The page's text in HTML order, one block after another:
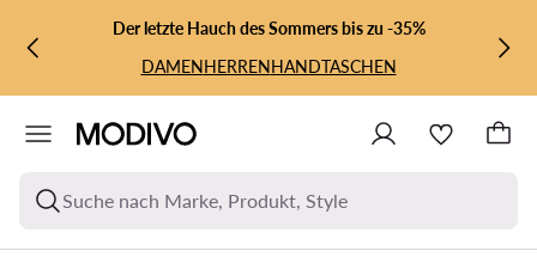
ZUM HAUPTINHALT SPRINGEN
ZUR SUCHEDer letzte Hauch des Sommers bis zu -35%
DAMENHERRENHANDTASCHEN
Suche nach Marke, Produkt, Style